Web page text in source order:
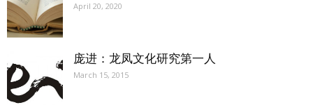
April 20, 2020
庞进：龙凤文化研究第一人
March 15, 2015